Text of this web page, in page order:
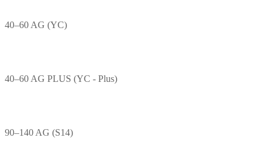
40–60 AG (YC)
40–60 AG PLUS (YC - Plus)
90–140 AG (S14)